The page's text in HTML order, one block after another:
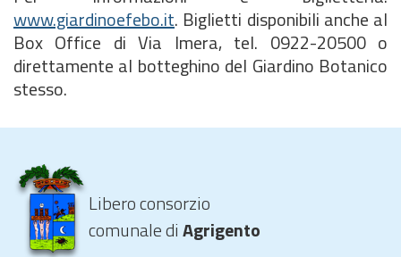
www.giardinoefebo.it. Biglietti disponibili anche al
Box Office di Via Imera, tel. 0922-20500 o
direttamente al botteghino del Giardino Botanico
stesso.
Libero consorzio
comunale diAgrigento